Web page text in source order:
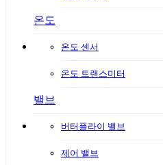
온도
온도 센서
온도 트랜스미터
밸브
버터플라이 밸브
제어 밸브